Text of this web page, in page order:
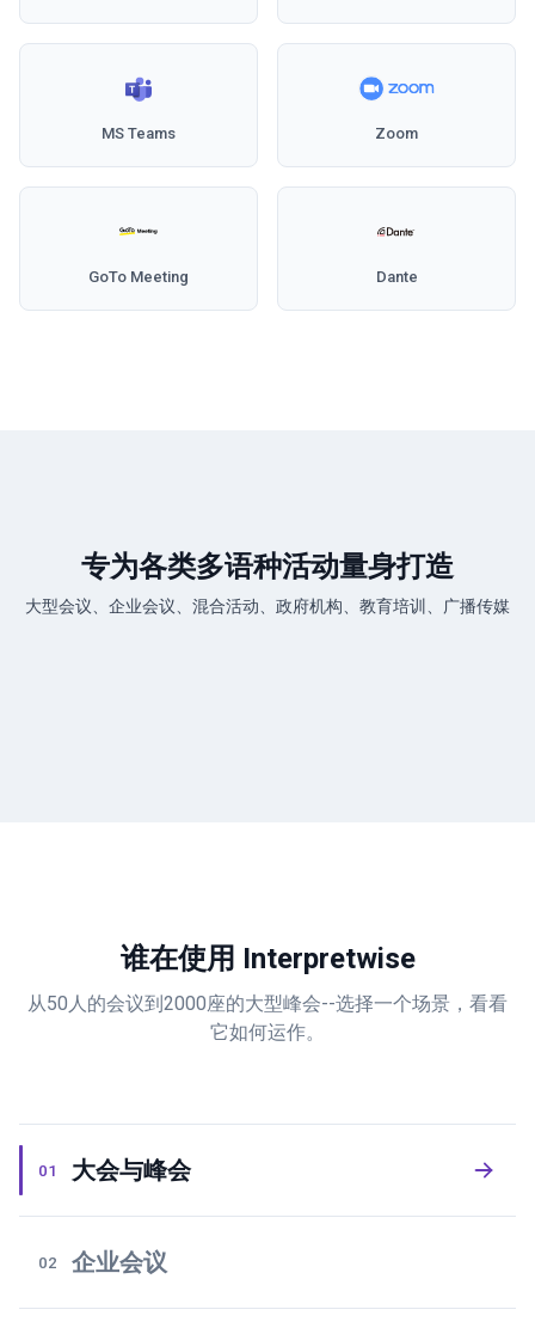
MS Teams Zoom
GoTo Meeting Dante
专为各类多语种活动量身打造
大型会议、企业会议、混合活动、政府机构、教育培训、广播传媒
谁在使用 Interpretwise
从50人的会议到2000座的大型峰会--选择一个场景，看看
它如何运作。
01 大会与峰会
02 企业会议